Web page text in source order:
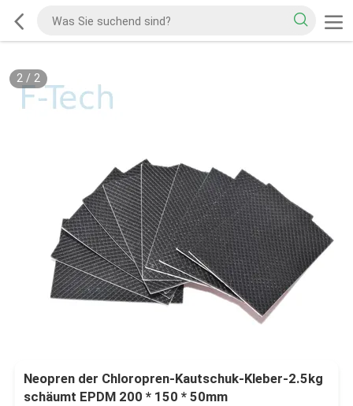
2/ 2
Neopren der Chloropren-Kautschuk-Kleber-2.5kg
schäumt EPDM 200 * 150 * 50mm